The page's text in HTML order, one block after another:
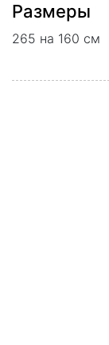
Размеры
265 на 160 см